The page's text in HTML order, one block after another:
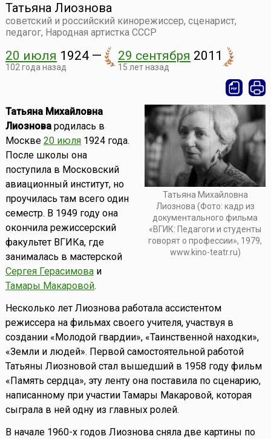
Татьяна Лиознова
советский и российский кинорежиссер, сценарист,
педагог, Народная артистка СССР
20 июля 1924
102 года назад
— 29 сентября 2011
15 лет назад
Татьяна Михайловна
Лиознова (Фото: кадр из
документального фильма
«ВГИК: Педагоги и студенты
говорят о профессии», 1979,
www.kino-teatr.ru)
Татьяна Михайловна
Лиозновародилась в
Москве 20 июля1924 года.
После школы она
поступила в Московский
авиационный институт, но
проучилась там всего один
семестр. В 1949 году она
окончила режиссерский
факультет ВГИКа, где
занималась в мастерской
Сергея Герасимоваи
Тамары Макаровой.
Несколько лет Лиознова работала ассистентом
режиссера на фильмах своего учителя, участвуя в
создании «Молодой гвардии», «Таинственной находки»,
«Земли и людей». Первой самостоятельной работой
Татьяны Лиозновой стал вышедший в 1958 году фильм
«Память сердца», эту ленту она поставила по сценарию,
написанному при участии Тамары Макаровой, которая
сыграла в ней одну из главных ролей.
В начале 1960-х годов Лиознова сняла две картины по